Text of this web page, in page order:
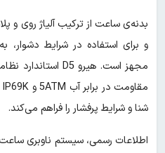
بدنه‌ی ساعت از ترکیب آلیاژ روی و
و برای استفاده در شرایط دشوار،
شنا و شرایط پرفشار را فراهم می‌کند.